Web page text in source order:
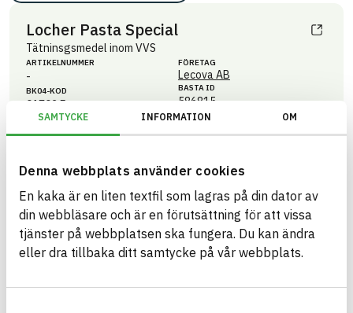
SAMTYCKE INFORMATION OM
Denna webbplats använder cookies
En kaka är en liten textfil som lagras på din dator av
din webbläsare och är en förutsättning för att vissa
tjänster på webbplatsen ska fungera. Du kan ändra
eller dra tillbaka ditt samtycke på vår webbplats.
Locher Pasta Special
Tätninsgsmedel inom VVS
ARTIKEL­NUMMER
-
BK04-KOD
01703Fogmassa
FÖRETAG
Lecova AB
BASTA ID
586815
CIRKULARITET Information ej lämnad
FÖRNYBARHET Information ej lämnad
MILJÖEFFEKTER – EPD Information ej lämnad
EMISSIONER OCH TESTER Information ej lämnad